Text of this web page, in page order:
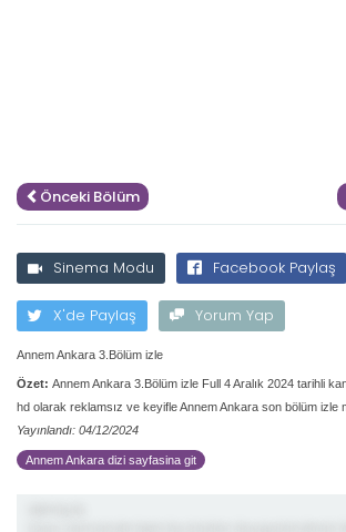
Önceki Bölüm
Sinema Modu Facebook Paylaş
X'de Paylaş Yorum Yap
Annem Ankara 3.Bölüm izle
Özet: Annem Ankara 3.Bölüm izle Full 4 Aralık 2024 tarihli
hd olarak reklamsız ve keyifle Annem Ankara son bölüm izle
Yayınlandı: 04/12/2024
Annem Ankara dizi sayfasina git